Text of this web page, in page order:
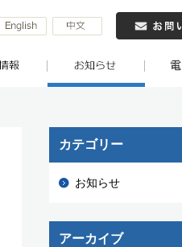
カテゴリー
お知らせ
アーカイブ